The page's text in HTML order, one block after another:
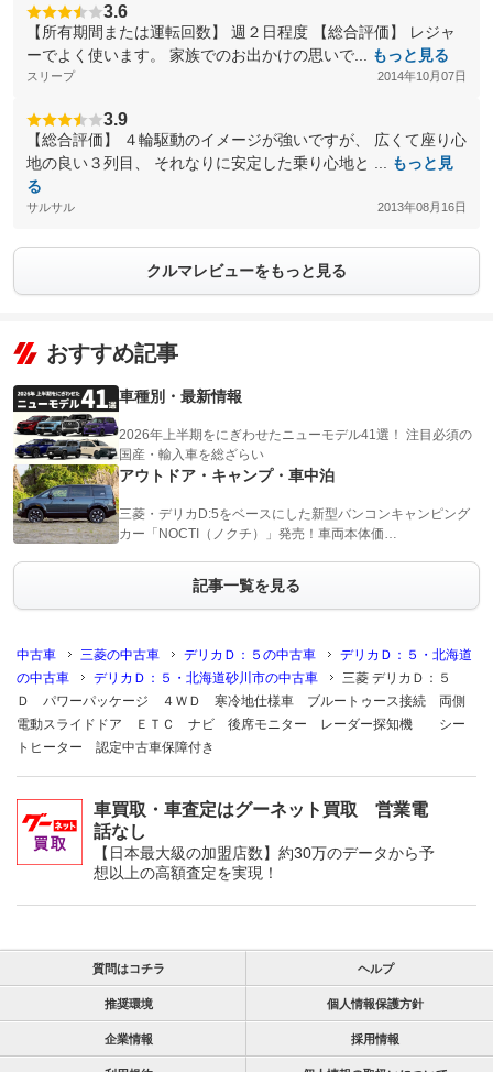
3.6
【所有期間または運転回数】 週２日程度 【総合評価】 レジャ
ーでよく使います。 家族でのお出かけの思いで...
もっと見る
スリープ 2014年10月07日
3.9
【総合評価】 ４輪駆動のイメージが強いですが、 広くて座り心
地の良い３列目、 それなりに安定した乗り心地と ...
もっと見
る
サルサル 2013年08月16日
クルマレビューをもっと見る
おすすめ記事
車種別・最新情報
2026年上半期をにぎわせたニューモデル41選！ 注目必須の
国産・輸入車を総ざらい
アウトドア・キャンプ・車中泊
三菱・デリカD:5をベースにした新型バンコンキャンピング
カー「NOCTI（ノクチ）」発売！車両本体価…
記事一覧を見る
中古車 三菱の中古車 デリカＤ：５の中古車
デリカＤ：５・北海道
の中古車
デリカＤ：５・北海道砂川市の中古車
三菱 デリカＤ：５
Ｄ パワーパッケージ ４ＷＤ 寒冷地仕様車 ブルートゥース接続 両側
電動スライドドア ＥＴＣ ナビ 後席モニター レーダー探知機 シー
トヒーター 認定中古車保障付き
車買取・車査定はグーネット買取 営業電
話なし
【日本最大級の加盟店数】約30万のデータから予
想以上の高額査定を実現！
質問はコチラ ヘルプ
推奨環境 個人情報保護方針
企業情報 採用情報